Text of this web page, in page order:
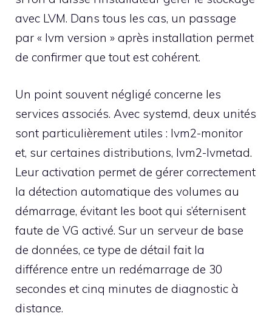
avec LVM. Dans tous les cas, un passage
par « lvm version » après installation permet
de confirmer que tout est cohérent.
Un point souvent négligé concerne les
services associés. Avec systemd, deux unités
sont particulièrement utiles : lvm2-monitor
et, sur certaines distributions, lvm2-lvmetad.
Leur activation permet de gérer correctement
la détection automatique des volumes au
démarrage, évitant les boot qui s’éternisent
faute de VG activé. Sur un serveur de base
de données, ce type de détail fait la
différence entre un redémarrage de 30
secondes et cinq minutes de diagnostic à
distance.